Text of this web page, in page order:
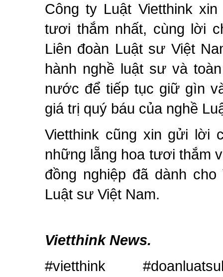
Công ty Luật Vietthink
tươi thắm nhất, cùng lời
Liên đoàn Luật sư Việt
hành nghề luật sư và
nước để tiếp tục giữ gìn
giá trị quý báu của nghề
Vietthink cũng xin gửi lời
những lẵng hoa tươi thắm
đồng nghiệp đã dành
Luật sư Việt Nam.
Vietthink News.
#vietthink